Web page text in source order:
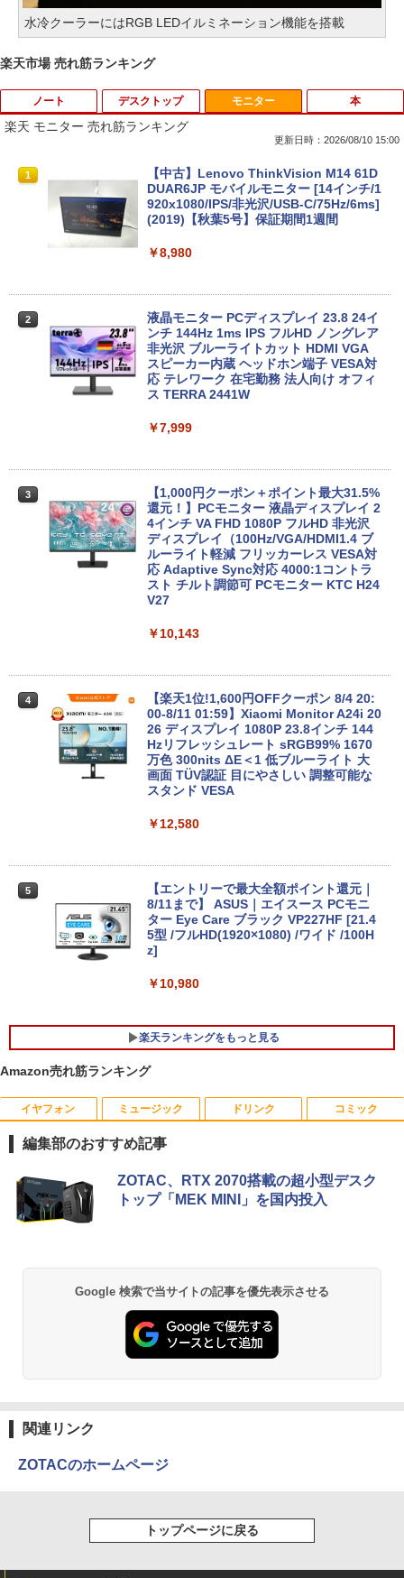
水冷クーラーにはRGB LEDイルミネーション機能を搭載
楽天市場 売れ筋ランキング
ノート
1
ASUS CX1500CKA-NJ0480 Chromebo
ok CX1 ( CX1500 ) 15.6インチ 日本語キ
ーボード 8GB 64GB USB-C Type-A US
B オーディオジャック microSD Google
中古美品 2K液晶 13.3インチ Apple Mac
Boko Air A2179 (2020年) ゴールド mac
OS 15 Sequoia(正規版Windows11追加
可能) 超高性能 第10世代Core i7-1060N
G7 16GB 爆速NVMe式1TB-SSD カメラ
パソコン 中古PC 送料無料 あす楽対応 即
￥60,489
レノボジャパン Lenovo ノートパソ
コン Chromebook Duet Gen9 [ 10.95型
/ Chrome OS / MediaTek / メモリ4GB /
eMMC128GB ] ルナグレー 83HH000U
JP
￥65,840
4
【新品未使用品】リカバリー付属 Windo
ws10 Pro 富士通 LIFEBOOK A7511/G(F
MVA85014) Core i5 1145G7 8GB 500G
B(SATA) DVD-ROM テンキーなし フルH
D(1920×1080）
￥66,800
/ Windows11/ 第10世代Core i7-10850H/
16GB (32GB選択可)/ NVMe 256GB-SSD
(512GB選択可)/ NVIDIA RTX 3000 カメ
ラ 無線Wi-Fi6 Office付き Win11中古ノ
ートパソコン 中古パソコン 中古PC即日
デスクトップ
1
【マラソンP5倍/10%オフクーポン】【店
長オススメ】 中古デスクトップPC デル
Dell OptiPlex 7060 SFF 第8世代 Core i
7 メモリ16GB/32GB SSD256GB/512GB
保証付き
【2026新登場・RTX4060搭載・2年保
証】デスクトップパソコン ゲーミングP
C Intel Core i3 i5 i7 8GB 32GB 16GBメ
モリ 256GB~1TB SSD 高速起動 高フレ
載 WiFi対応 FPS・ゲーム実況・動画編
￥69,800
【エントリーでポイント100％還元のチ
ャンス】GMKtec ミニpc AMD Ryzen7 8
845HS MAX5.1GHz 8コア 16スレッド O
culink DDR5 32G 1T PCIe 4.0 M.2 2280
SSD Windows11 Pro Radeon 780M Bl
4画面 8K k8plus ゲーミングPC Minipc
￥153,560
【★新品20％OFFクーポン】MINISFOR
UM M1 liteミニPC、インテル Core Ultra
5 125U、16GB+512GB/ベアボーンキッ
トPC、DDR5 SODIMM×2メモリ、PCIe
2、HDMI 2.1/DP 1.4/USB4、3画面出力
￥66,999
【★20％クーポン】MINISFORUM UM8
80 PlusミニPC AMD Ryzen 7 8845HS 1
ows 11 Pro ゲーミングpc 2.5Gbps LA
￥131,999
モニター
楽天 モニター 売れ筋ランキング
更新日時：2026/08/10 15:00
1
【中古】Lenovo ThinkVision M14 61D
DUAR6JP モバイルモニター [14インチ/1
920x1080/IPS/非光沢/USB-C/75Hz/6ms]
(2019)【秋葉5号】保証期間1週間
￥8,980
2
液晶モニター PCディスプレイ 23.8 24イ
ンチ 144Hz 1ms IPS フルHD ノングレア
非光沢 ブルーライトカット HDMI VGA
スピーカー内蔵 ヘッドホン端子 VESA対
応 テレワーク 在宅勤務 法人向け オフィ
ス TERRA 2441W
￥7,999
3
【1,000円クーポン＋ポイント最大31.5%
還元！】PCモニター 液晶ディスプレイ 2
4インチ VA FHD 1080P フルHD 非光沢
ディスプレイ（100Hz/VGA/HDMI1.4 ブ
ルーライト軽減 フリッカーレス VESA対
応 Adaptive Sync対応 4000:1コントラ
スト チルト調節可 PCモニター KTC H24
V27
￥10,143
4
【楽天1位!1,600円OFFクーポン 8/4 20:
00-8/11 01:59】Xiaomi Monitor A24i 20
26 ディスプレイ 1080P 23.8インチ 144
Hzリフレッシュレート sRGB99% 1670
万色 300nits ΔE＜1 低ブルーライト 大
画面 TÜV認証 目にやさしい 調整可能な
スタンド VESA
￥12,580
5
【エントリーで最大全額ポイント還元｜
8/11まで】 ASUS｜エイスース PCモニ
ター Eye Care ブラック VP227HF [21.4
5型 /フルHD(1920×1080) /ワイド /100H
z]
￥10,980
楽天ランキングをもっと見る
本
1
薬屋のひとりごと 17巻 【電子書籍】[ 日
向夏 ]
￥1,023
得て、世界最強になりました〜 33巻
【電子書籍】[ 進行諸島 ]
Amazon売れ筋ランキング
イヤフォン
Anker Soundcore P40i オフホワイト
￥7,990
Anker Soundcore P31i ブラック
￥5,990
【2026年アップグレード版】AOKIMI ワイヤ
レスイヤホン bluetooth イヤホン V12 小型
軽量 ブルートゥースHi-Fi 最大36時間再生 ぶ
ミュージック
BRUCE WAYNE feat. Flo Milli, ATL Jacob
[Explicit]
BRUCE WAYNE feat. Flo Milli, ATL Jacob
￥250
見知らぬ糸
ドリンク
by Amazon 天然水 ラベルレス 500ml ×24本
富士山の天然水 バナジウム含有 水 ミネラル
ウォーター ペットボトル 静岡県産 500ミリリ
ET ラベルレス ×8本
【Amazon.co.jp限定】 伊藤園 磨かれて、澄
みきった日本の水 2L 8本 ラベルレス [ ケース
コミック
薬屋のひとりごと 17巻 (デジタル版ビッグガ
ンガンコミックス)
ONE PIECE モノクロ版 115 (ジャンプコミッ
￥594
HUNTER×HUNTER モノクロ版 39 (ジャンプ
コミックスDIGITAL)
編集部のおすすめ記事
ZOTAC、RTX 2070搭載の超小型デスク
トップ「MEK MINI」を国内投入
Google 検索で当サイトの記事を優先表示させる
関連リンク
ZOTACのホームページ
トップページに戻る